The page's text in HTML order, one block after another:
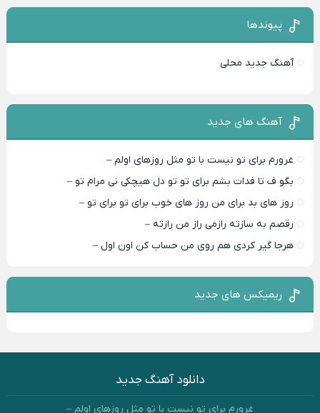
پیوندها
آهنگ جدید محلی
آهنگ های جدید
غرورم برای تو نیست با تو مثل روزهای اولم –
بگو ف تا فدات بشم برای تو تو دل هیچکی نی مرام تو –
روز های بد برای من روز های خوب برای تو برای تو –
رقصم به سازته رازمی راز من رازته –
هرجا گیر کردی هم روی من حساب کن اون اول –
ریمیکس های جدید
دانلود آهنگ جدید
غرورم برای تو نیست با تو مثل روزهای اولم –